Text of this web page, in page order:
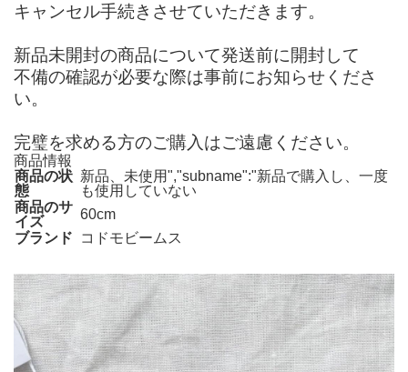
キャンセル手続きさせていただきます。
新品未開封の商品について発送前に開封して
不備の確認が必要な際は事前にお知らせくださ
い。
完璧を求める方のご購入はご遠慮ください。
商品情報
商品の状
態
新品、未使用","subname":"新品で購入し、一度
も使用していない
商品のサ
イズ
60cm
ブランド
コドモビームス